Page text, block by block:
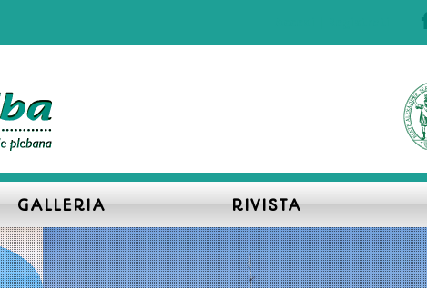
GALLERIA RIVISTA